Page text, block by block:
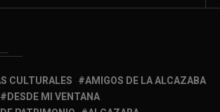
CULTURALES
AMIGOS DE LA ALCAZABA
DESDE MI VENTANA